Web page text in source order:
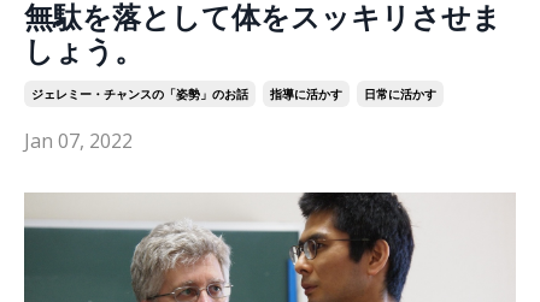
無駄を落として体をスッキリさせま
しょう。
ジェレミー・チャンスの「姿勢」のお話 指導に活かす 日常に活かす
Jan 07, 2022